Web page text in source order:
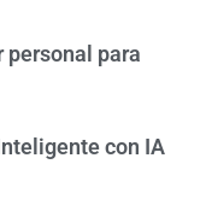
personal para
con IA